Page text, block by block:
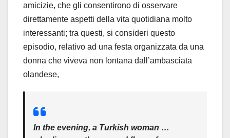
amicizie, che gli consentirono di osservare
direttamente aspetti della vita quotidiana molto
interessanti; tra questi, si consideri questo
episodio, relativo ad una festa organizzata da una
donna che viveva non lontana dall’ambasciata
olandese,
In the evening, a Turkish woman …